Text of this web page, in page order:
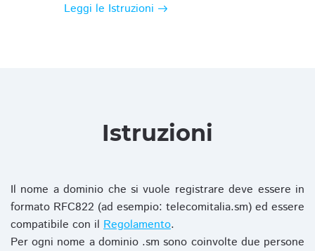
Leggi le Istruzioni
Istruzioni
Il nome a dominio che si vuole registrare deve essere in
formato RFC822 (ad esempio: telecomitalia.sm) ed essere
compatibile con il Regolamento.
Per ogni nome a dominio .sm sono coinvolte due persone